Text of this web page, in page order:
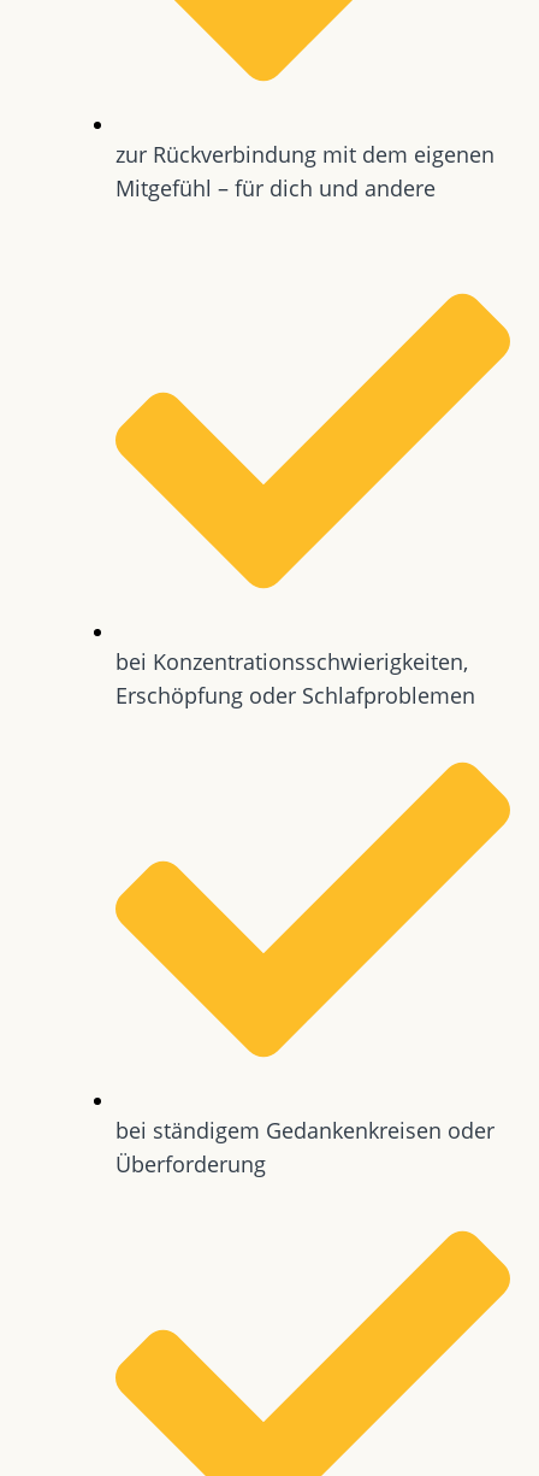
zur Rückverbindung mit dem eigenen
Mitgefühl – für dich und andere
bei Konzentrationsschwierigkeiten,
Erschöpfung oder Schlafproblemen
bei ständigem Gedankenkreisen oder
Überforderung